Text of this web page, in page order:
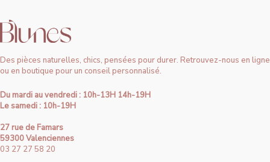
Des pièces naturelles, chics, pensées pour durer. Retrouvez-nous en ligne
ou en boutique pour un conseil personnalisé.
Du mardi au vendredi : 10h-13H 14h-19H
Le samedi : 10h-19H
27 rue de Famars
59300 Valenciennes
03 27 27 58 20